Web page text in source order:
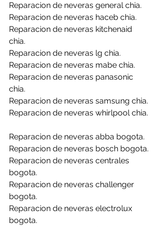
Reparacion de neveras general chia.
Reparacion de neveras haceb chia.
Reparacion de neveras kitchenaid
chia.
Reparacion de neveras lg chia.
Reparacion de neveras mabe chia.
Reparacion de neveras panasonic
chia.
Reparacion de neveras samsung chia.
Reparacion de neveras whirlpool chia.
Reparacion de neveras abba bogota.
Reparacion de neveras bosch bogota.
Reparacion de neveras centrales
bogota.
Reparacion de neveras challenger
bogota.
Reparacion de neveras electrolux
bogota.